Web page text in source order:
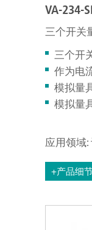
VA-234-
三个开关
三个开
作为电
模拟量
模拟量
应用领域:
+产品细